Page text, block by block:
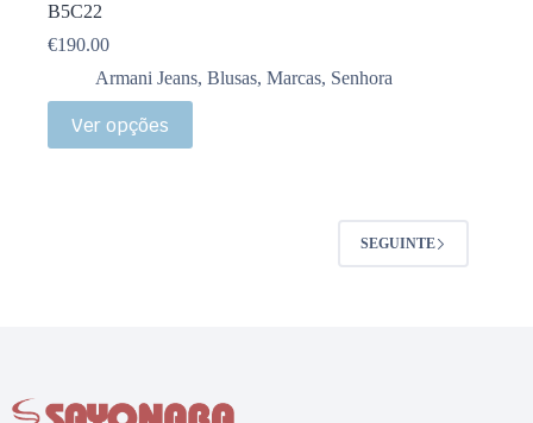
B5C22
€190.00
Armani Jeans, Blusas, Marcas, Senhora
Ver opções
SEGUINTE